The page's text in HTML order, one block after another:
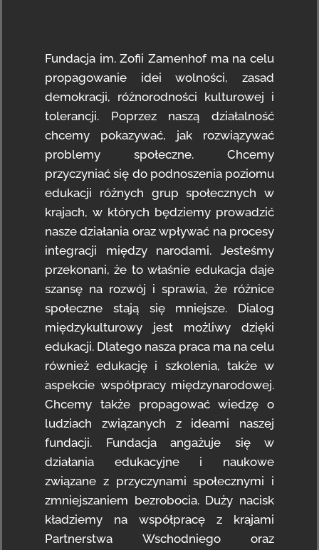
Fundacja im. Zofii Zamenhof ma na celu
propagowanie idei wolności, zasad
demokracji, różnorodności kulturowej i
tolerancji. Poprzez naszą działalność
chcemy pokazywać, jak rozwiązywać
problemy społeczne. Chcemy
przyczyniać się do podnoszenia poziomu
edukacji różnych grup społecznych w
krajach, w których będziemy prowadzić
nasze działania oraz wpływać na procesy
integracji między narodami. Jesteśmy
przekonani, że to właśnie edukacja daje
szansę na rozwój i sprawia, że różnice
społeczne stają się mniejsze. Dialog
międzykulturowy jest możliwy dzięki
edukacji. Dlatego nasza praca ma na celu
również edukację i szkolenia, także w
aspekcie współpracy międzynarodowej.
Chcemy także propagować wiedzę o
ludziach związanych z ideami naszej
fundacji. Fundacja angażuje się w
działania edukacyjne i naukowe
związane z przyczynami społecznymi i
zmniejszaniem bezrobocia. Duży nacisk
kładziemy na współpracę z krajami
Partnerstwa Wschodniego oraz